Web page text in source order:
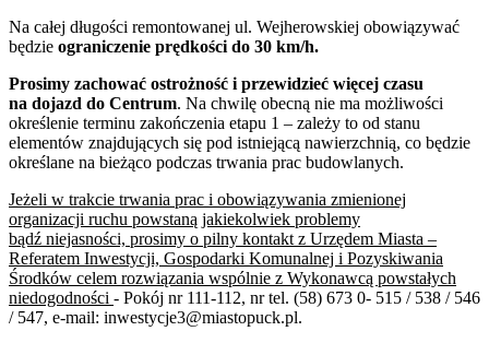
Na całej długości remontowanej ul. Wejherowskiej obowiązywać
będzie ograniczenie prędkości do 30 km/h.
Prosimy zachować ostrożność i przewidzieć więcej czasu
na dojazd do Centrum. Na chwilę obecną nie ma możliwości
określenie terminu zakończenia etapu 1 – zależy to od stanu
elementów znajdujących się pod istniejącą nawierzchnią, co będzie
określane na bieżąco podczas trwania prac budowlanych.
Jeżeli w trakcie trwania prac i obowiązywania zmienionej
organizacji ruchu powstaną jakiekolwiek problemy
bądź niejasności, prosimy o pilny kontakt z Urzędem Miasta –
Referatem Inwestycji, Gospodarki Komunalnej i Pozyskiwania
Środków celem rozwiązania wspólnie z Wykonawcą powstałych
niedogodności - Pokój nr 111-112, nr tel. (58) 673 0- 515 / 538 / 546
/ 547, e-mail: inwestycje3@miastopuck.pl.